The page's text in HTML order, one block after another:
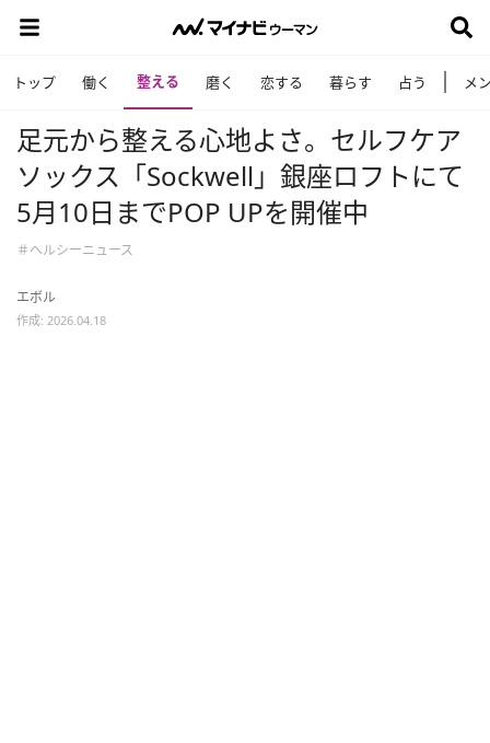
トップ 働く 整える 磨く 恋する 暮らす 占う メ
足元から整える心地よさ。セルフケア
ソックス「Sockwell」銀座ロフトにて
5月10日までPOP UPを開催中
＃ヘルシーニュース
エボル
作成: 2026.04.18